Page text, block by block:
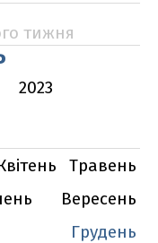
тижня
2023
Травень
Вересень
Грудень